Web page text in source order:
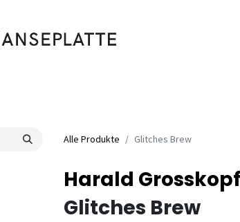
Alle Produkte Glitches Brew
Harald Grosskopf
Glitches Brew